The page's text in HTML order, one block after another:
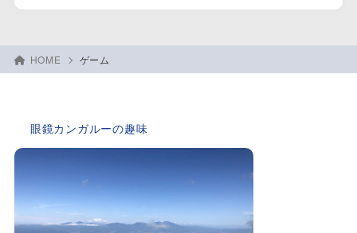
HOME ゲーム
眼鏡カンガルーの趣味